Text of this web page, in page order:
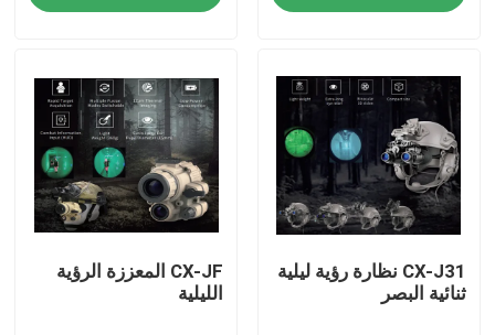
حولنا
جولة في المصنع
CX-J31 نظارة رؤية ليلية
ثنائية البصر
CX-JF المعززة الرؤية
الليلية